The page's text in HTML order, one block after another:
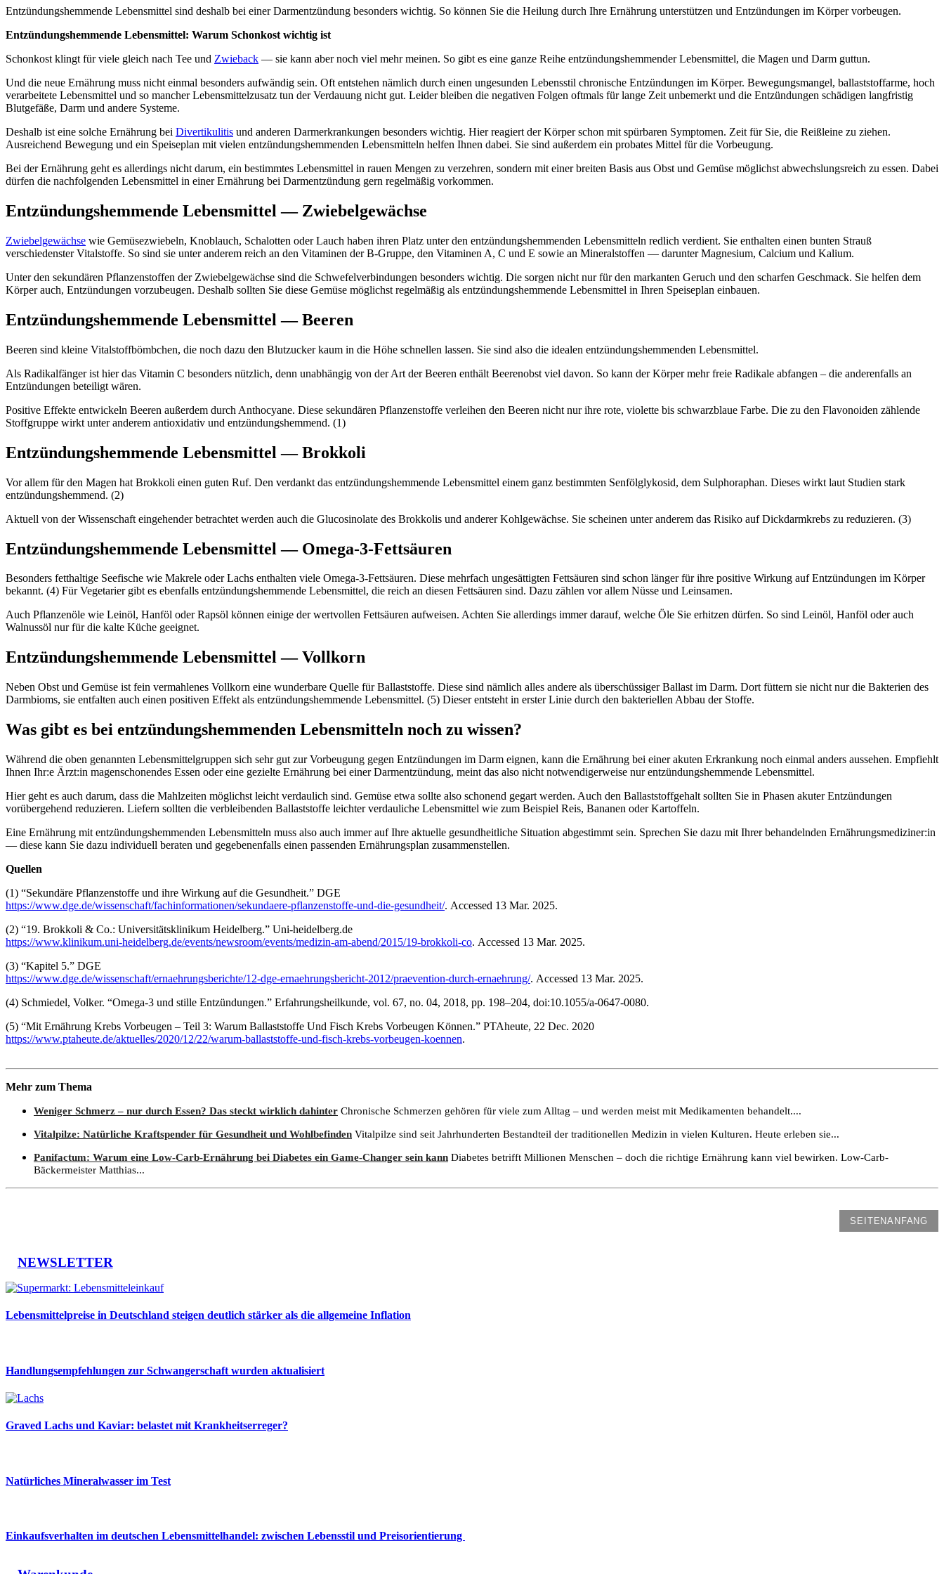
Entzündungshemmende Lebensmittel sind deshalb bei einer Darmentzündung besonders wichtig. So können Sie die Heilung durch Ihre Ernährung unterstützen und Entzündungen im Körper vorbeugen.
Entzündungshemmende Lebensmittel: Warum Schonkost wichtig ist
Schonkost klingt für viele gleich nach Tee und Zwieback — sie kann aber noch viel mehr meinen. So gibt es eine ganze Reihe entzündungshemmender Lebensmittel, die Magen und Darm guttun.
Und die neue Ernährung muss nicht einmal besonders aufwändig sein. Oft entstehen nämlich durch einen ungesunden Lebensstil chronische Entzündungen im Körper. Bewegungsmangel, ballaststoffarme, hoch
verarbeitete Lebensmittel und so mancher Lebensmittelzusatz tun der Verdauung nicht gut. Leider bleiben die negativen Folgen oftmals für lange Zeit unbemerkt und die Entzündungen schädigen langfristig
Blutgefäße, Darm und andere Systeme.
Deshalb ist eine solche Ernährung bei Divertikulitis und anderen Darmerkrankungen besonders wichtig. Hier reagiert der Körper schon mit spürbaren Symptomen. Zeit für Sie, die Reißleine zu ziehen.
Ausreichend Bewegung und ein Speiseplan mit vielen entzündungshemmenden Lebensmitteln helfen Ihnen dabei. Sie sind außerdem ein probates Mittel für die Vorbeugung.
Bei der Ernährung geht es allerdings nicht darum, ein bestimmtes Lebensmittel in rauen Mengen zu verzehren, sondern mit einer breiten Basis aus Obst und Gemüse möglichst abwechslungsreich zu essen. Dabei
dürfen die nachfolgenden Lebensmittel in einer Ernährung bei Darmentzündung gern regelmäßig vorkommen.
Entzündungshemmende Lebensmittel — Zwiebelgewächse
Zwiebelgewächse wie Gemüsezwiebeln, Knoblauch, Schalotten oder Lauch haben ihren Platz unter den entzündungshemmenden Lebensmitteln redlich verdient. Sie enthalten einen bunten Strauß
verschiedenster Vitalstoffe. So sind sie unter anderem reich an den Vitaminen der B-Gruppe, den Vitaminen A, C und E sowie an Mineralstoffen — darunter Magnesium, Calcium und Kalium.
Unter den sekundären Pflanzenstoffen der Zwiebelgewächse sind die Schwefelverbindungen besonders wichtig. Die sorgen nicht nur für den markanten Geruch und den scharfen Geschmack. Sie helfen dem
Körper auch, Entzündungen vorzubeugen. Deshalb sollten Sie diese Gemüse möglichst regelmäßig als entzündungshemmende Lebensmittel in Ihren Speiseplan einbauen.
Entzündungshemmende Lebensmittel — Beeren
Beeren sind kleine Vitalstoffbömbchen, die noch dazu den Blutzucker kaum in die Höhe schnellen lassen. Sie sind also die idealen entzündungshemmenden Lebensmittel.
Als Radikalfänger ist hier das Vitamin C besonders nützlich, denn unabhängig von der Art der Beeren enthält Beerenobst viel davon. So kann der Körper mehr freie Radikale abfangen – die anderenfalls an
Entzündungen beteiligt wären.
Positive Effekte entwickeln Beeren außerdem durch Anthocyane. Diese sekundären Pflanzenstoffe verleihen den Beeren nicht nur ihre rote, violette bis schwarzblaue Farbe. Die zu den Flavonoiden zählende
Stoffgruppe wirkt unter anderem antioxidativ und entzündungshemmend. (1)
Entzündungshemmende Lebensmittel — Brokkoli
Vor allem für den Magen hat Brokkoli einen guten Ruf. Den verdankt das entzündungshemmende Lebensmittel einem ganz bestimmten Senfölglykosid, dem Sulphoraphan. Dieses wirkt laut Studien stark
entzündungshemmend. (2)
Aktuell von der Wissenschaft eingehender betrachtet werden auch die Glucosinolate des Brokkolis und anderer Kohlgewächse. Sie scheinen unter anderem das Risiko auf Dickdarmkrebs zu reduzieren. (3)
Entzündungshemmende Lebensmittel — Omega-3-Fettsäuren
Besonders fetthaltige Seefische wie Makrele oder Lachs enthalten viele Omega-3-Fettsäuren. Diese mehrfach ungesättigten Fettsäuren sind schon länger für ihre positive Wirkung auf Entzündungen im Körper
bekannt. (4) Für Vegetarier gibt es ebenfalls entzündungshemmende Lebensmittel, die reich an diesen Fettsäuren sind. Dazu zählen vor allem Nüsse und Leinsamen.
Auch Pflanzenöle wie Leinöl, Hanföl oder Rapsöl können einige der wertvollen Fettsäuren aufweisen. Achten Sie allerdings immer darauf, welche Öle Sie erhitzen dürfen. So sind Leinöl, Hanföl oder auch
Walnussöl nur für die kalte Küche geeignet.
Entzündungshemmende Lebensmittel — Vollkorn
Neben Obst und Gemüse ist fein vermahlenes Vollkorn eine wunderbare Quelle für Ballaststoffe. Diese sind nämlich alles andere als überschüssiger Ballast im Darm. Dort füttern sie nicht nur die Bakterien des
Darmbioms, sie entfalten auch einen positiven Effekt als entzündungshemmende Lebensmittel. (5) Dieser entsteht in erster Linie durch den bakteriellen Abbau der Stoffe.
Was gibt es bei entzündungshemmenden Lebensmitteln noch zu wissen?
Während die oben genannten Lebensmittelgruppen sich sehr gut zur Vorbeugung gegen Entzündungen im Darm eignen, kann die Ernährung bei einer akuten Erkrankung noch einmal anders aussehen. Empfiehlt
Ihnen Ihr:e Ärzt:in magenschonendes Essen oder eine gezielte Ernährung bei einer Darmentzündung, meint das also nicht notwendigerweise nur entzündungshemmende Lebensmittel.
Hier geht es auch darum, dass die Mahlzeiten möglichst leicht verdaulich sind. Gemüse etwa sollte also schonend gegart werden. Auch den Ballaststoffgehalt sollten Sie in Phasen akuter Entzündungen
vorübergehend reduzieren. Liefern sollten die verbleibenden Ballaststoffe leichter verdauliche Lebensmittel wie zum Beispiel Reis, Bananen oder Kartoffeln.
Eine Ernährung mit entzündungshemmenden Lebensmitteln muss also auch immer auf Ihre aktuelle gesundheitliche Situation abgestimmt sein. Sprechen Sie dazu mit Ihrer behandelnden Ernährungsmediziner:in
— diese kann Sie dazu individuell beraten und gegebenenfalls einen passenden Ernährungsplan zusammenstellen.
Quellen
(1) “Sekundäre Pflanzenstoffe und ihre Wirkung auf die Gesundheit.” DGE
https://www.dge.de/wissenschaft/fachinformationen/sekundaere-pflanzenstoffe-und-die-gesundheit/. Accessed 13 Mar. 2025.
(2) “19. Brokkoli & Co.: Universitätsklinikum Heidelberg.” Uni-heidelberg.de
https://www.klinikum.uni-heidelberg.de/events/newsroom/events/medizin-am-abend/2015/19-brokkoli-co. Accessed 13 Mar. 2025.
(3) “Kapitel 5.” DGE
https://www.dge.de/wissenschaft/ernaehrungsberichte/12-dge-ernaehrungsbericht-2012/praevention-durch-ernaehrung/. Accessed 13 Mar. 2025.
(4) Schmiedel, Volker. “Omega-3 und stille Entzündungen.” Erfahrungsheilkunde, vol. 67, no. 04, 2018, pp. 198–204, doi:10.1055/a-0647-0080.
(5) “Mit Ernährung Krebs Vorbeugen – Teil 3: Warum Ballaststoffe Und Fisch Krebs Vorbeugen Können.” PTAheute, 22 Dec. 2020
https://www.ptaheute.de/aktuelles/2020/12/22/warum-ballaststoffe-und-fisch-krebs-vorbeugen-koennen.
Mehr zum Thema
Weniger Schmerz – nur durch Essen? Das steckt wirklich dahinter Chronische Schmerzen gehören für viele zum Alltag – und werden meist mit Medikamenten behandelt....
Vitalpilze: Natürliche Kraftspender für Gesundheit und Wohlbefinden Vitalpilze sind seit Jahrhunderten Bestandteil der traditionellen Medizin in vielen Kulturen. Heute erleben sie...
Panifactum: Warum eine Low-Carb-Ernährung bei Diabetes ein Game-Changer sein kann Diabetes betrifft Millionen Menschen – doch die richtige Ernährung kann viel bewirken. Low-Carb-
Bäckermeister Matthias...
SEITENANFANG
Veröffentlichungsauftrag
NEWSLETTER
Lebensmittelpreise in Deutschland steigen deutlich stärker als die allgemeine Inflation
Handlungsempfehlungen zur Schwangerschaft wurden aktualisiert
Graved Lachs und Kaviar: belastet mit Krankheitserreger?
Natürliches Mineralwasser im Test
Einkaufsverhalten im deutschen Lebensmittelhandel: zwischen Lebensstil und Preisorientierung